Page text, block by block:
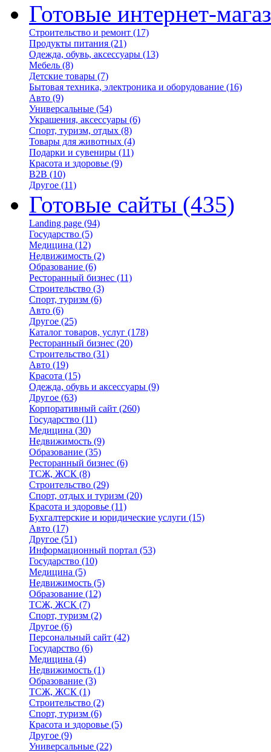
Готовые интернет-
Строительство и ремонт (17)
Продукты питания (21)
Одежда, обувь, аксессуары (13)
Мебель (8)
Детские товары (7)
Бытовая техника, электроника и оборудование (16)
Авто (9)
Универсальные (54)
Украшения, аксессуары (6)
Спорт, туризм, отдых (8)
Товары для животных (4)
Подарки и сувениры (11)
Красота и здоровье (9)
B2B (10)
Другое (11)
Готовые сайты (435)
Landing page (94)
Государство (5)
Медицина (12)
Недвижимость (2)
Образование (6)
Ресторанный бизнес (11)
Строительство (3)
Спорт, туризм (6)
Авто (6)
Другое (25)
Каталог товаров, услуг (178)
Ресторанный бизнес (20)
Строительство (31)
Авто (19)
Красота (15)
Одежда, обувь и аксессуары (9)
Другое (63)
Корпоративный сайт (260)
Государство (11)
Медицина (30)
Недвижимость (9)
Образование (35)
Ресторанный бизнес (6)
ТСЖ, ЖСК (8)
Строительство (29)
Спорт, отдых и туризм (20)
Красота и здоровье (11)
Бухгалтерские и юридические услуги (15)
Авто (17)
Другое (51)
Информационный портал (53)
Государство (10)
Медицина (5)
Недвижимость (5)
Образование (12)
ТСЖ, ЖСК (7)
Спорт, туризм (2)
Другое (6)
Персональный сайт (42)
Государство (6)
Медицина (4)
Недвижимость (1)
Образование (3)
ТСЖ, ЖСК (1)
Строительство (2)
Спорт, туризм (6)
Красота и здоровье (5)
Другое (9)
Универсальные (22)